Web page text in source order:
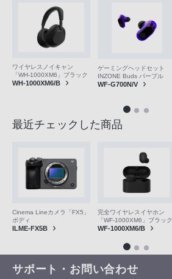
ワイヤレスノイキャン
「WH-1000XM6」ブラック
WH-1000XM6/B
ゲーミングヘッドセット
INZONE Buds パープル
WF-G700N/V
最近チェックした商品
Cinema Lineカメラ「FX5」
ボディ
ILME-FX5B
完全ワイヤレスイヤホン
「WF-1000XM6」ブラック
WF-1000XM6/B
サポート・お問い合わせ